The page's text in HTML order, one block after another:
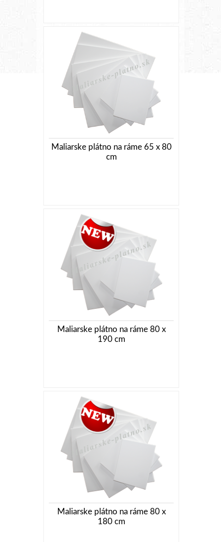
Maliarske plátno na ráme 65 x 80
cm
Maliarske plátno na ráme 80 x
190 cm
Maliarske plátno na ráme 80 x
180 cm